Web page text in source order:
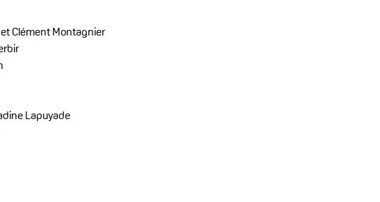
Clément Montagnier
Lapuyade